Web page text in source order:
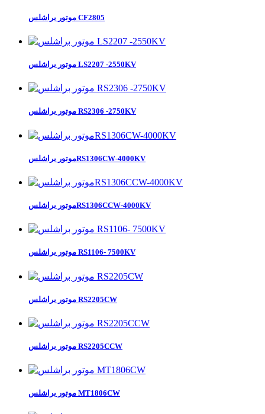
موتور براشلس CF2805
موتور براشلس LS2207 -2550KV
موتور براشلس RS2306 -2750KV
موتور براشلسRS1306CW-4000KV
موتور براشلسRS1306CCW-4000KV
موتور براشلس RS1106- 7500KV
موتور براشلس RS2205CW
موتور براشلس RS2205CCW
موتور براشلس MT1806CW